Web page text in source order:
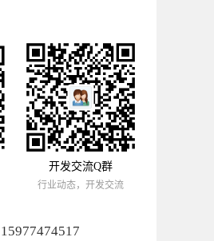
开发交流Q群
行业动态，开发交流
15977474517